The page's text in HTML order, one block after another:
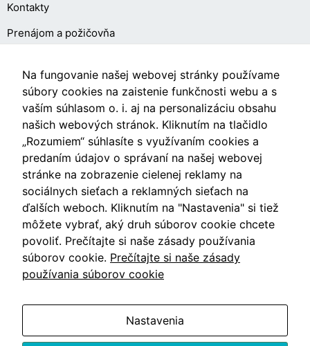
Kontakty
Prenájom a požičovňa
O NÁKUPE
Obchodné podmienky
Ochrana osobných údajov
Nastavenia cookies
Videá
Blog
Na fungovanie našej webovej stránky používame
súbory cookies na zaistenie funkčnosti webu a s
vaším súhlasom o. i. aj na personalizáciu obsahu
našich webových stránok. Kliknutím na tlačidlo
„Rozumiem“ súhlasíte s využívaním cookies a
predaním údajov o správaní na našej webovej
stránke na zobrazenie cielenej reklamy na
sociálnych sieťach a reklamných sieťach na
ďalších weboch. Kliknutím na "Nastavenia" si tiež
môžete vybrať, aký druh súborov cookie chcete
povoliť. Prečítajte si naše zásady používania
súborov cookie. Prečítajte si naše zásady
používania súborov cookie
Nastavenia